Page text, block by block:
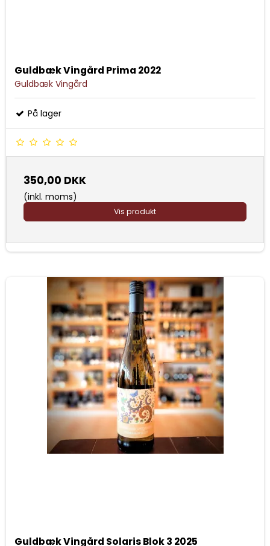
Guldbæk Vingård Prima 2022
Guldbæk Vingård
På lager
350,00 DKK
(inkl. moms)
Vis produkt
Guldbæk Vingård Solaris Blok 3 2025